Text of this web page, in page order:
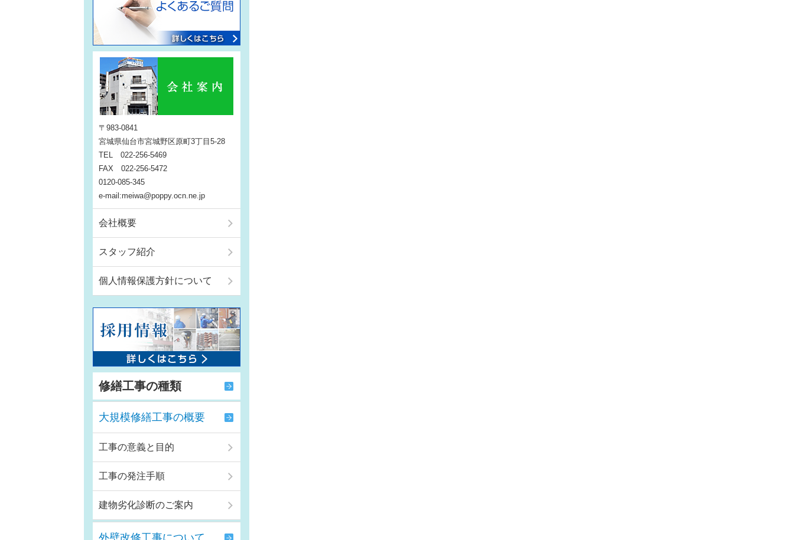
〒983-0841
宮城県仙台市宮城野区原町3丁目5-28
TEL 022-256-5469
FAX 022-256-5472
0120-085-345
e-mail:meiwa@poppy.ocn.ne.jp
会社概要
スタッフ紹介
個人情報保護方針について
修繕工事の種類
大規模修繕工事の概要
工事の意義と目的
工事の発注手順
建物劣化診断のご案内
外壁改修工事について